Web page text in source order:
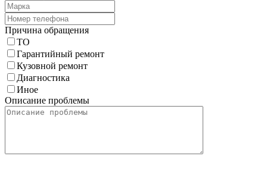
Причина обращения
ТО
Гарантийный ремонт
Кузовной ремонт
Диагностика
Иное
Описание проблемы